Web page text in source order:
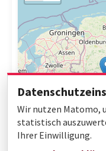
Wir nutzen Matomo,
statistisch
Ihrer Einwilligung.